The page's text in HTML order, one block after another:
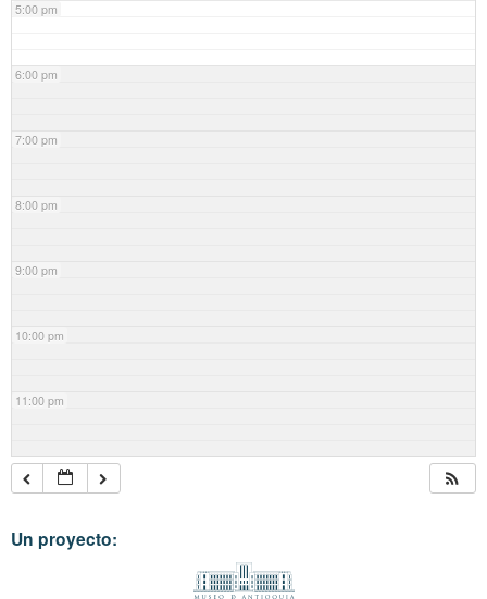
5:00 pm
6:00 pm
7:00 pm
8:00 pm
9:00 pm
10:00 pm
11:00 pm
Un proyecto: